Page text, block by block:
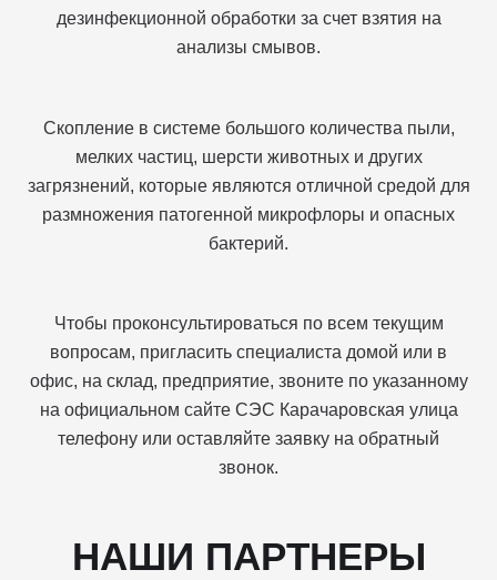
дезинфекционной обработки за счет взятия на
анализы смывов.
Скопление в системе большого количества пыли,
мелких частиц, шерсти животных и других
загрязнений, которые являются отличной средой для
размножения патогенной микрофлоры и опасных
бактерий.
Чтобы проконсультироваться по всем текущим
вопросам, пригласить специалиста домой или в
офис, на склад, предприятие, звоните по указанному
на официальном сайте СЭС Карачаровская улица
телефону или оставляйте заявку на обратный
звонок.
НАШИ ПАРТНЕРЫ